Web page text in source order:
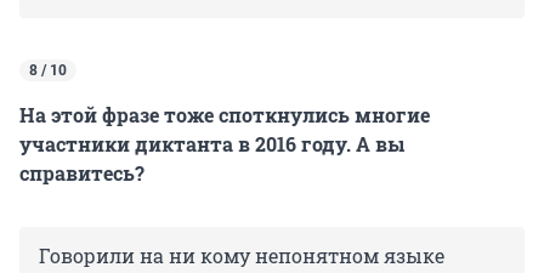
8 / 10
На этой фразе тоже споткнулись многие
участники диктанта в 2016 году. А вы
справитесь?
Говорили на ни кому непонятном языке